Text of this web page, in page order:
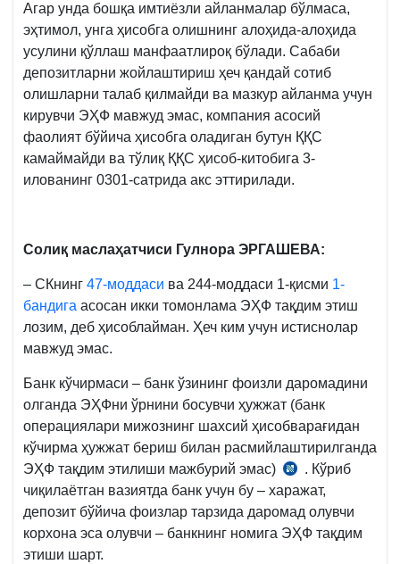
Агар унда бошқа имтиёзли айланмалар бўлмаса,
эҳтимол, унга ҳисобга олишнинг алоҳида-алоҳида
усулини қўллаш манфаатлироқ бўлади. Сабаби
депозитларни жойлаштириш ҳеч қандай сотиб
олишларни талаб қилмайди ва мазкур айланма учун
кирувчи ЭҲФ мавжуд эмас, компания асосий
фаолият бўйича ҳисобга оладиган бутун ҚҚС
камаймайди ва тўлиқ ҚҚС ҳисоб-китобига 3-
илованинг 0301-сатрида акс эттирилади.
Солиқ маслаҳатчиси Гулнора ЭРГАШЕВА:
– СКнинг 47-моддаси ва 244-моддаси 1-қисми 1-
бандига асосан икки томонлама ЭҲФ тақдим этиш
лозим, деб ҳисоблайман. Ҳеч ким учун истиснолар
мавжуд эмас.
Банк кўчирмаси – банк ўзининг фоизли даромадини
олганда ЭҲФни ўрнини босувчи ҳужжат (банк
операциялари мижознинг шахсий ҳисобварағидан
кўчирма ҳужжат бериш билан расмийлаштирилганда
ЭҲФ тақдим этилиши мажбурий эмас)
14.08.2020
йилдаги
489-
сон
. Кўриб
чиқилаётган вазиятда банк учун бу – харажат,
депозит бўйича фоизлар тарзида даромад олувчи
корхона эса олувчи – банкнинг номига ЭҲФ тақдим
этиши шарт.